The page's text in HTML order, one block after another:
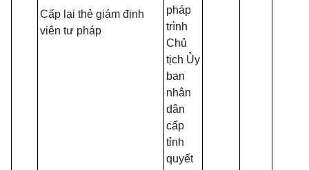
Cấp lại thẻ giám định
viên tư pháp
pháp
trình
Chủ
tịch Ủy
ban
nhân
dân
cấp
tỉnh
quyết